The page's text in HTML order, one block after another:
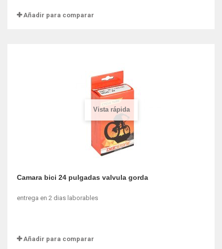
Añadir para comparar
Vista rápida
Camara bici 24 pulgadas valvula gorda
entrega en 2 dias laborables
Añadir para comparar